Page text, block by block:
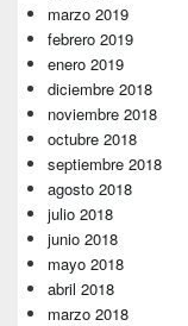
marzo 2019
febrero 2019
enero 2019
diciembre 2018
noviembre 2018
octubre 2018
septiembre 2018
agosto 2018
julio 2018
junio 2018
mayo 2018
abril 2018
marzo 2018